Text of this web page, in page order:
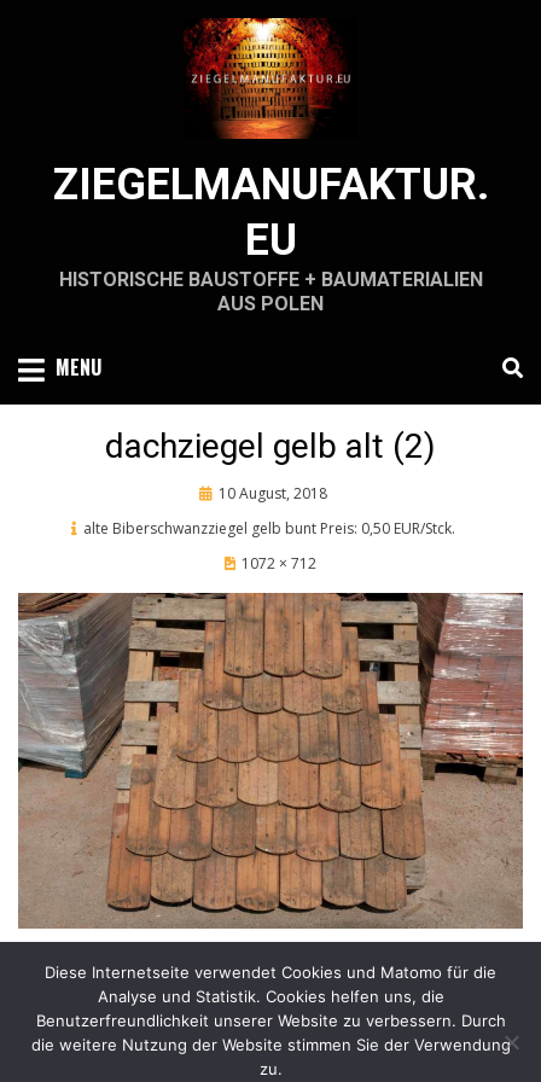
ZIEGELMANUFAKTUR.
EU
HISTORISCHE BAUSTOFFE + BAUMATERIALIEN
AUS POLEN
MENU
dachziegel gelb alt (2)
Posted
10 August, 2018
alte Biberschwanzziegel gelb bunt Preis: 0,50 EUR/Stck.
1072 × 712
PREVIOUS IMAGE NEXT IMAGE
Diese Internetseite verwendet Cookies und Matomo für die
Analyse und Statistik. Cookies helfen uns, die
Benutzerfreundlichkeit unserer Website zu verbessern. Durch
die weitere Nutzung der Website stimmen Sie der Verwendung
zu.